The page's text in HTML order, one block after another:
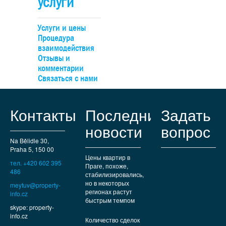
размере приблизительно 20 млн.крон. Объект
владельце или с возможностью гибкого разделения на
отдельных инвестиционных этапа. Вилла в тихом и
престижном районе с дипломатическими резиденциями
соседству. Идеальное место для жизни: рядом
школы, спортплощадки и торговые центры. До узла
можно легко доехать на автобусе, а на машине —
Услуги и цены
Процедура
взаимодействия
Отзывы и
комментарии
Связаться с нами
Контакты
Na Bělidle 30,
Praha 5, 150 00
тел. +420 602 395
486
meytuv@property-
info.cz
skype: property-
info.cz
Последние
новости
Цены квартир в
Праге, похоже,
стабилизировались,
но в некоторых
регионах растут
быстрым темпом
Количество сделок
Задать
вопрос